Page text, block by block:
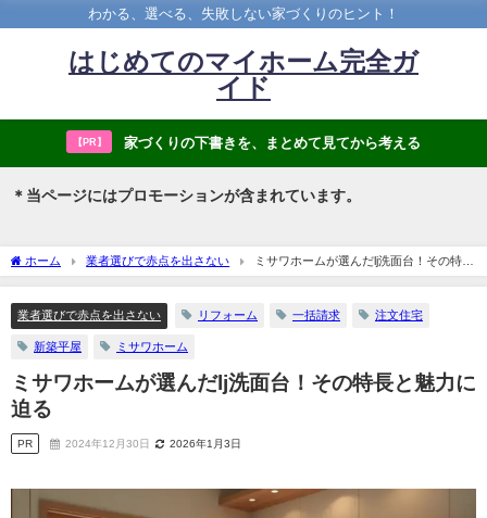
わかる、選べる、失敗しない家づくりのヒント！
はじめてのマイホーム完全ガ
イド
【PR】 家づくりの下書きを、まとめて見てから考える
＊当ページにはプロモーションが含まれています。
ホーム 業者選びで赤点を出さない
ミサワホームが選んだlj洗面台！その特長
と魅力に迫る
業者選びで赤点を出さない リフォーム 一括請求 注文住宅
新築平屋 ミサワホーム
ミサワホームが選んだlj洗面台！その特長と魅力に
迫る
PR 2024年12月30日 2026年1月3日